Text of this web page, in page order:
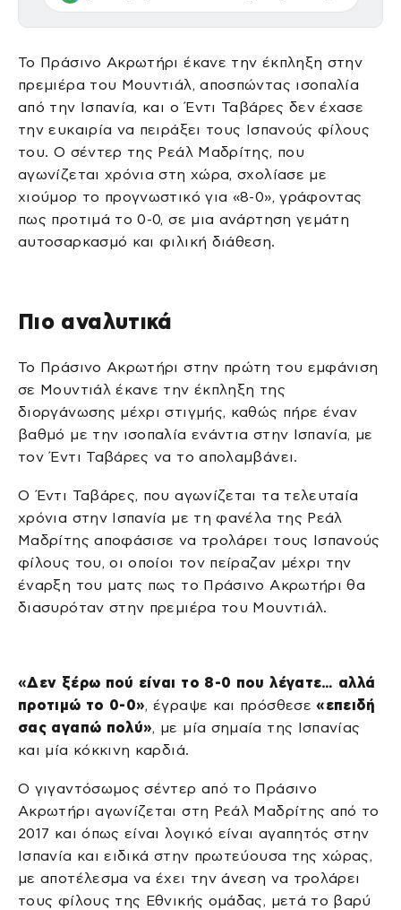
Το Πράσινο Ακρωτήρι έκανε την έκπληξη στην
πρεμιέρα του Μουντιάλ, αποσπώντας ισοπαλία
από την Ισπανία, και ο Έντι Ταβάρες δεν έχασε
την ευκαιρία να πειράξει τους Ισπανούς φίλους
του. Ο σέντερ της Ρεάλ Μαδρίτης, που
αγωνίζεται χρόνια στη χώρα, σχολίασε με
χιούμορ το προγνωστικό για «8-0», γράφοντας
πως προτιμά το 0-0, σε μια ανάρτηση γεμάτη
αυτοσαρκασμό και φιλική διάθεση.
Πιο αναλυτικά
Το Πράσινο Ακρωτήρι στην πρώτη του εμφάνιση
σε Μουντιάλ έκανε την έκπληξη της
διοργάνωσης μέχρι στιγμής, καθώς πήρε έναν
βαθμό με την ισοπαλία ενάντια στην Ισπανία, με
τον Έντι Ταβάρες να το απολαμβάνει.
Ο Έντι Ταβάρες, που αγωνίζεται τα τελευταία
χρόνια στην Ισπανία με τη φανέλα της Ρεάλ
Μαδρίτης αποφάσισε να τρολάρει τους Ισπανούς
φίλους του, οι οποίοι τον πείραζαν μέχρι την
έναρξη του ματς πως το Πράσινο Ακρωτήρι θα
διασυρόταν στην πρεμιέρα του Μουντιάλ.
«Δεν ξέρω πού είναι το 8-0 που λέγατε… αλλά
προτιμώ το 0-0», έγραψε και πρόσθεσε«επειδή
σας αγαπώ πολύ», με μία σημαία της Ισπανίας
και μία κόκκινη καρδιά.
Ο γιγαντόσωμος σέντερ από το Πράσινο
Ακρωτήρι αγωνίζεται στη Ρεάλ Μαδρίτης από το
2017 και όπως είναι λογικό είναι αγαπητός στην
Ισπανία και ειδικά στην πρωτεύουσα της χώρας,
με αποτέλεσμα να έχει την άνεση να τρολάρει
τους φίλους της Εθνικής ομάδας, μετά το βαρύ